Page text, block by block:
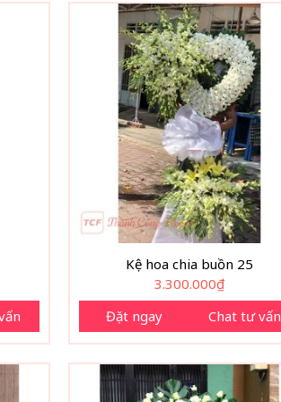
tại
Kệ hoa chia buồn 25
3.300.000₫
Đặt ngay
Chat tư vấn